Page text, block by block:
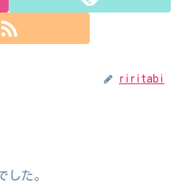
riritabi
した。